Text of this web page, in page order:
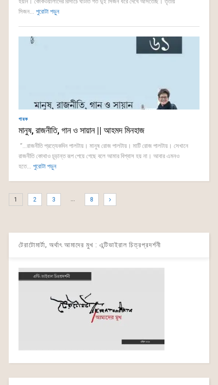
সিজন... পুরোটা পড়ুন
গায়ক
মানুষ, রাজনীতি, গান ও সায়ান || আহমদ মিনহাজ
“...রাজনীতি প্রত্যেকদিন পালটায়। মানুষ রোজ পালটায়। মাটি রোজ পালটায়। সেখানে
রাজনীতি কোথাও চূড়ান্ত রূপ পেয়ে গেছে বলে আমার বিশ্বাস হয় না। আবার এমনও
হতে... পুরোটা পড়ুন
1 2 3 … 8
টেরাটোমার্টা, অর্থাৎ আমাদের মুখ : এন্টিভাইরাল চিত্রপ্রদর্শনী